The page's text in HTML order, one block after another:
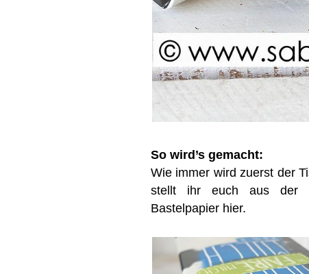
So wird’s gemacht:
Wie immer wird zuerst der
stellt ihr euch aus der
Bastelpapier hier.